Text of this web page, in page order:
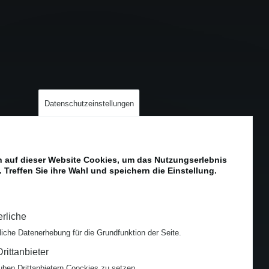
Datenschutzeinstellungen
auf dieser Website Cookies, um das Nutzungserlebnis
Treffen Sie ihre Wahl und speichern die Einstellung.
Datenerhebung für die Grundfunktion der Seite.